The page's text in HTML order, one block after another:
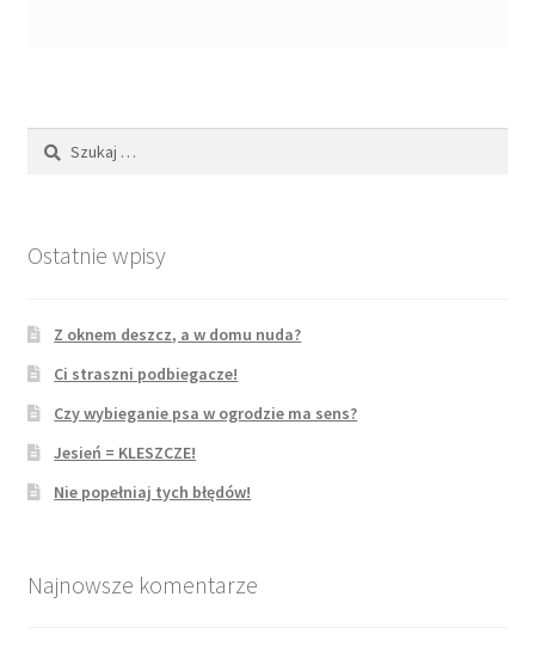
11 sierpnia, 2024
24 marca, 2025
1 października, 2025
Moje konto
Zamówienie
Szukaj:
Ostatnie wpisy
Z oknem deszcz, a w domu nuda?
Ci straszni podbiegacze!
Czy wybieganie psa w ogrodzie ma sens?
Jesień = KLESZCZE!
Nie popełniaj tych błędów!
Najnowsze komentarze